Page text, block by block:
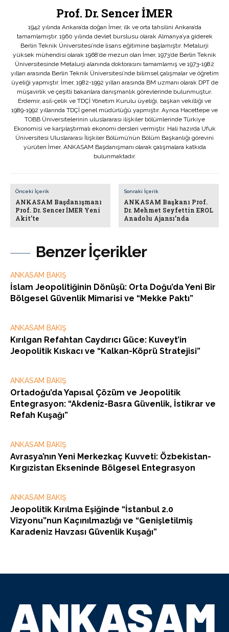
Benzer İçerikler
ANKASAM BAKIŞ
İslam Jeopolitiğinin Dönüşü: Orta Doğu’da Yeni Bir
Bölgesel Güvenlik Mimarisi ve “Mekke Paktı”
ANKASAM BAKIŞ
Kırılgan Refahtan Caydırıcı Güce: Kuveyt’in
Jeopolitik Kıskacı ve “Kalkan-Köprü Stratejisi”
ANKASAM BAKIŞ
Ortadoğu’da Yapısal Çözüm ve Jeopolitik
Entegrasyon: “Akdeniz-Basra Güvenlik, İstikrar ve
Refah Kuşağı”
ANKASAM BAKIŞ
Avrasya’nın Yeni Merkezkaç Kuvveti: Özbekistan-
Kırgızistan Ekseninde Bölgesel Entegrasyon
ANKASAM BAKIŞ
Jeopolitik Kırılma Eşiğinde “İstanbul 2.0
Vizyonu”nun Kaçınılmazlığı ve “Genişletilmiş
Karadeniz Havzası Güvenlik Kuşağı”
Prof. Dr. Sencer İMER
1942 yılında Ankara’da doğan İmer, ilk ve orta tahsilini Ankara’da
tamamlamıştır. 1960 yılında devlet burslusu olarak Almanya’ya giderek
Berlin Teknik Üniversitesi’nde lisans eğitimine başlamıştır. Metalurji
yüksek mühendisi olarak 1968’de mezun olan İmer, 1973’de Berlin Teknik
Üniversitesinde Metalurji alanında doktorasını tamamlamış ve 1973-1982
yılları arasında Berlin Teknik Üniversitesi’nde bilimsel çalışmalar ve öğretim
üyeliği yapmıştır. İmer, 1982-1992 yılları arasında BM uzmanı olarak DPT de
müşavirlik ve çeşitli bakanlara danışmanlık görevlerinde bulunmuştur.
Erdemir, asil-çelik ve TDÇİ Yönetim Kurulu üyeliği, başkan vekilliği ve
1989-1992 yıllarında TDÇİ genel müdürlüğü yapmıştır. Ayrıca Hacettepe ve
TOBB Üniversitelerinin uluslararası ilişkiler bölümlerinde Türkiye
Ekonomisi ve karşılaştırmalı ekonomi dersleri vermiştir. Hali hazırda Ufuk
Üniversitesi Uluslararası İlişkiler Bölümü’nün Bölüm Başkanlığı görevini
yürüten İmer, ANKASAM Başdanışmanı olarak çalışmalara katkıda
bulunmaktadır.
Önceki İçerik
ANKASAM Başdanışmanı
Prof. Dr. Sencer İMER Yeni
Akit’te
Sonraki İçerik
ANKASAM Başkanı Prof.
Dr. Mehmet Seyfettin EROL
Anadolu Ajansı’nda